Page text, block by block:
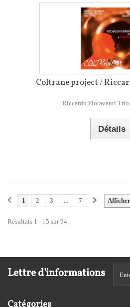
Coltrane project /
Riccardo Fioravanti Trio
Détails
1 2 3 ... 7
Résultats 1 - 15 sur 94.
Lettre d'informations